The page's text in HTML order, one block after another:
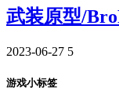
武装原型/
2023-06-27 5
游戏小标签